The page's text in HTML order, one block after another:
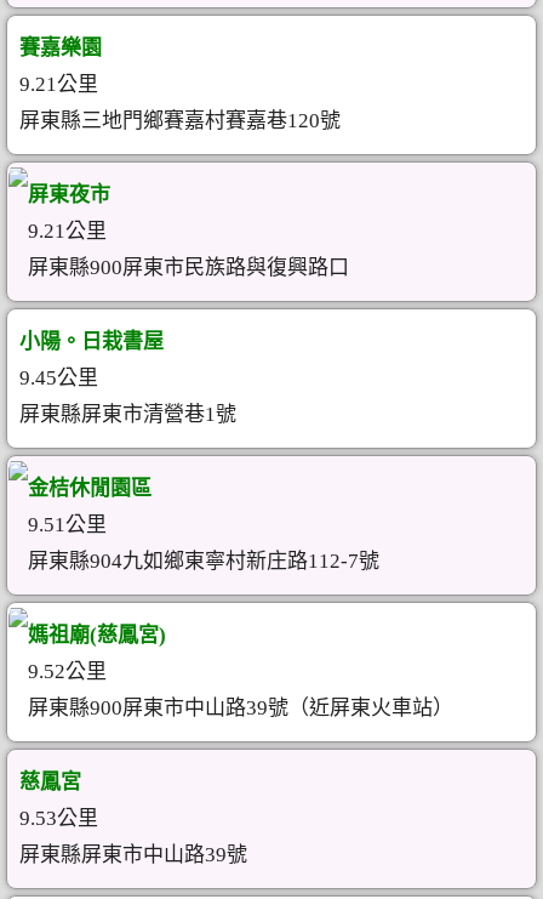
賽嘉樂園
9.21公里
屏東縣三地門鄉賽嘉村賽嘉巷120號
屏東夜市
9.21公里
屏東縣900屏東市民族路與復興路口
小陽。日栽書屋
9.45公里
屏東縣屏東市清營巷1號
金桔休閒園區
9.51公里
屏東縣904九如鄉東寧村新庄路112-7號
媽祖廟(慈鳳宮)
9.52公里
屏東縣900屏東市中山路39號（近屏東火車站）
慈鳳宮
9.53公里
屏東縣屏東市中山路39號